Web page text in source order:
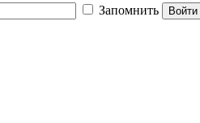
Запомнить